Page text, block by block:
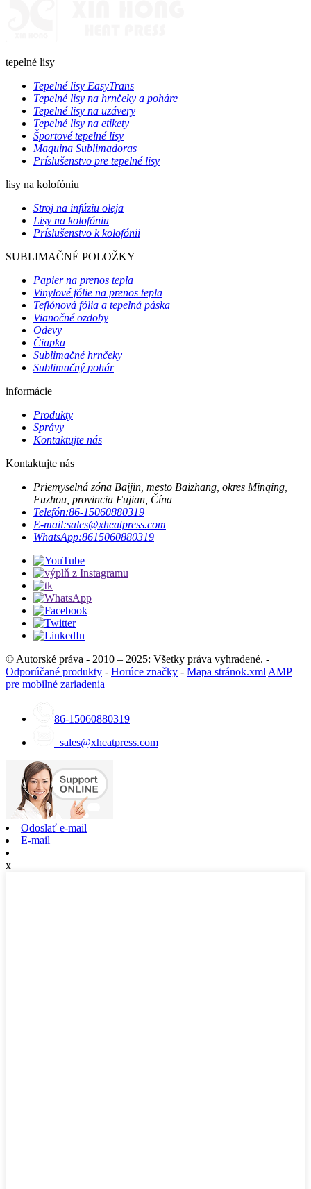
tepelné lisy
Tepelné lisy EasyTrans
Tepelné lisy na hrnčeky a poháre
Tepelné lisy na uzávery
Tepelné lisy na etikety
Športové tepelné lisy
Maquina Sublimadoras
Príslušenstvo pre tepelné lisy
lisy na kolofóniu
Stroj na infúziu oleja
Lisy na kolofóniu
Príslušenstvo k kolofónii
SUBLIMAČNÉ POLOŽKY
Papier na prenos tepla
Vinylové fólie na prenos tepla
Teflónová fólia a tepelná páska
Vianočné ozdoby
Odevy
Čiapka
Sublimačné hrnčeky
Sublimačný pohár
informácie
Produkty
Správy
Kontaktujte nás
Kontaktujte nás
Priemyselná zóna Baijin, mesto Baizhang, okres Minqing,
Fuzhou, provincia Fujian, Čína
Telefón:86-15060880319
E-mail:sales@xheatpress.com
WhatsApp:8615060880319
© Autorské práva - 2010 – 2025: Všetky práva vyhradené. -
Odporúčané produkty - Horúce značky - Mapa stránok.xml AMP
pre mobilné zariadenia
86-15060880319
sales@xheatpress.com
Odoslať e-mail
E-mail
x